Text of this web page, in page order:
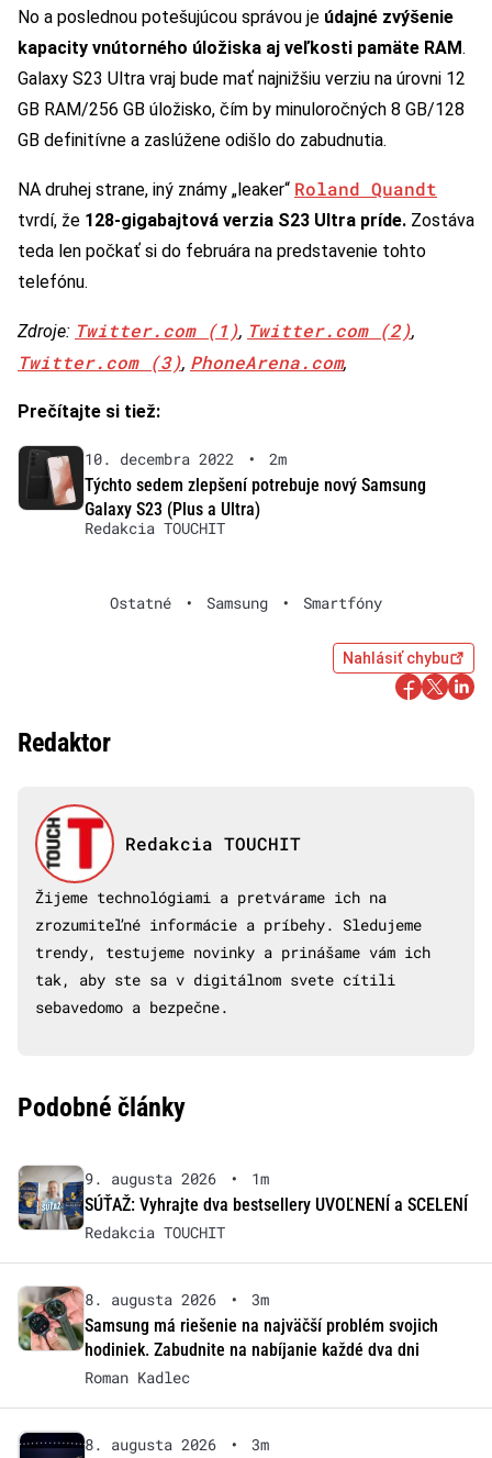
No a poslednou potešujúcou správou je údajné zvýšenie
kapacity vnútorného úložiska aj veľkosti pamäte RAM.
Galaxy S23 Ultra vraj bude mať najnižšiu verziu na úrovni 12
GB RAM/256 GB úložisko, čím by minuloročných 8 GB/128
GB definitívne a zaslúžene odišlo do zabudnutia.
NA druhej strane, iný známy „leaker“ Roland Quandt
tvrdí, že 128-gigabajtová verzia S23 Ultra príde. Zostáva
teda len počkať si do februára na predstavenie tohto
telefónu.
Zdroje: Twitter.com (1), Twitter.com (2),
Twitter.com (3), PhoneArena.com,
Prečítajte si tiež:
10. decembra 2022 •
2m
Týchto sedem zlepšení potrebuje nový Samsung
Galaxy S23 (Plus a Ultra)
Redakcia TOUCHIT
Ostatné • Samsung • Smartfóny
Nahlásiť chybu
Redaktor
Redakcia TOUCHIT
Žijeme technológiami a pretvárame ich na
zrozumiteľné informácie a príbehy. Sledujeme
trendy, testujeme novinky a prinášame vám ich
tak, aby ste sa v digitálnom svete cítili
sebavedomo a bezpečne.
Podobné články
9. augusta 2026 •
1m
SÚŤAŽ: Vyhrajte dva bestsellery UVOĽNENÍ a SCELENÍ
Redakcia TOUCHIT
8. augusta 2026 •
3m
Samsung má riešenie na najväčší problém svojich
hodiniek. Zabudnite na nabíjanie každé dva dni
Roman Kadlec
8. augusta 2026 •
3m